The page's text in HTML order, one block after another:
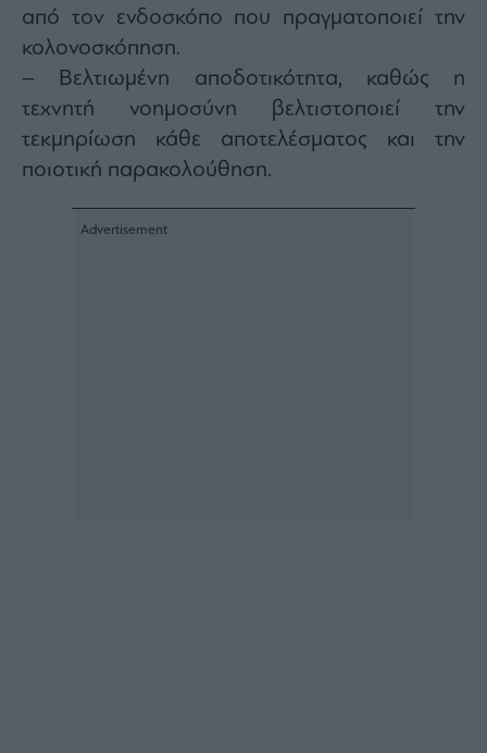
από τον ενδοσκόπο που πραγματοποιεί την
κολονοσκόπηση.
– Βελτιωμένη αποδοτικότητα, καθώς η
τεχνητή νοημοσύνη βελτιστοποιεί την
τεκμηρίωση κάθε αποτελέσματος και την
ποιοτική παρακολούθηση.